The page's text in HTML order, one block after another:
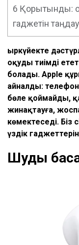
6 Қорытынды:
гаджетін
Қыркүйекте
оқуды тиімді
болады. Apple
айналды:
бөле қоймайды,
жинақтауға,
көмектеседі. Біз
үздік
Шуды